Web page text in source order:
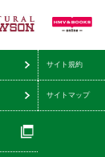
サイト規約
サイトマップ